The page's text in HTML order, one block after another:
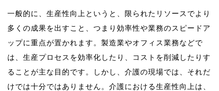
一般的に、生産性向上というと、限られたリソースでより
多くの成果を出すこと、つまり効率性や業務のスピードア
ップに重点が置かれます。製造業やオフィス業務などで
は、生産プロセスを効率化したり、コストを削減したりす
ることが主な目的です。しかし、介護の現場では、それだ
けでは十分ではありません。介護における生産性向上は、